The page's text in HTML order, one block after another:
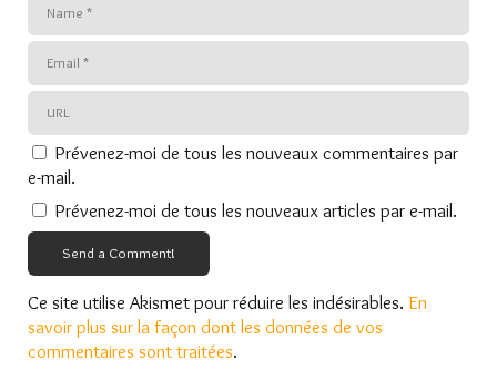
Prévenez-moi de tous les nouveaux commentaires par
e-mail.
Prévenez-moi de tous les nouveaux articles par e-mail.
Send a Comment!
Ce site utilise Akismet pour réduire les indésirables. En
savoir plus sur la façon dont les données de vos
commentaires sont traitées.